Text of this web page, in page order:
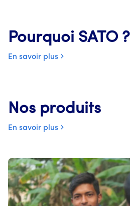
Pourquoi SATO ?
En savoir plus
Nos produits
En savoir plus